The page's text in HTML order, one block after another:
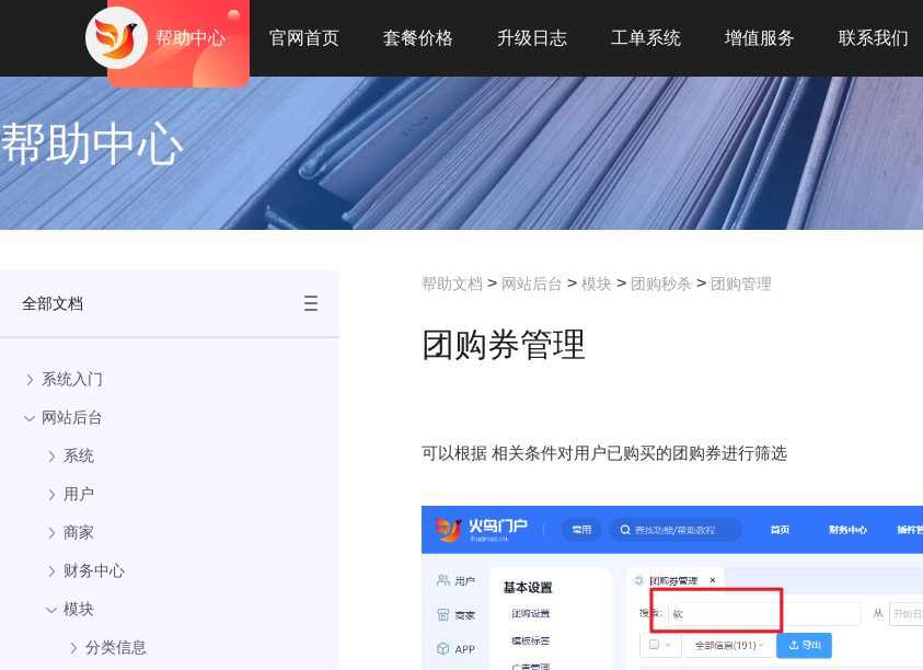
帮助中心 官网首页 套餐价格 升级日志 工单系统 增值服务 联系我们
帮助中心
全部文档
系统入门
网站后台
系统
用户
商家
财务中心
模块
分类信息
帮助文档 > 网站后台 > 模块 > 团购秒杀 > 团购管理
团购券管理
可以根据 相关条件对用户已购买的团购券进行筛选